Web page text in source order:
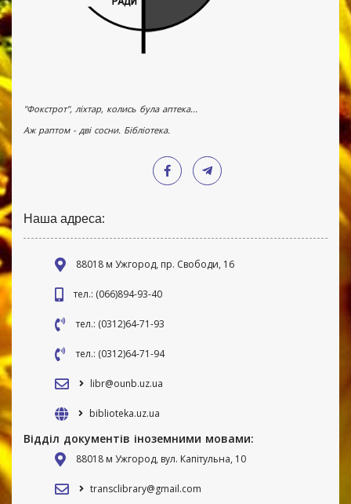
"Фокстрот", ліхтар, колись була аптека...
Аж раптом - дві сосни. Бібліотека.
Наша адреса:
88018 м Ужгород, пр. Свободи, 16
тел.: (066)894-93-40
тел.: (0312)64-71-93
тел.: (0312)64-71-94
libr@ounb.uz.ua
biblioteka.uz.ua
Відділ документів іноземними мовами:
88018 м Ужгород, вул. Капітульна, 10
transclibrary@gmail.com